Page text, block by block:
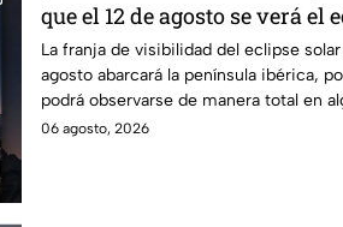
que el 12 de agosto se verá el
solar total y en los que será
La franja de visibilidad del eclipse solar
agosto abarcará la península ibérica,
podrá observarse de manera total en
ciudades.
06 agosto, 2026